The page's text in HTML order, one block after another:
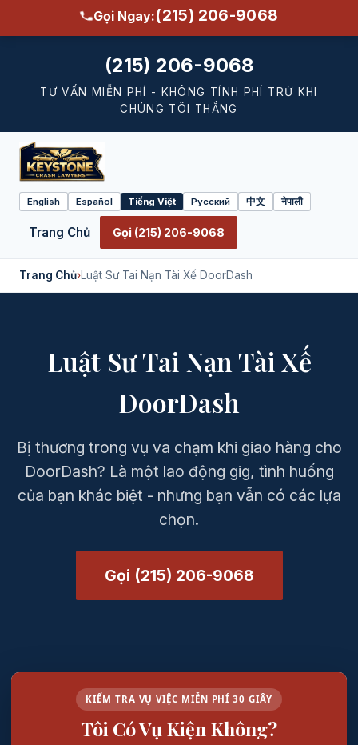
Gọi Ngay:(215) 206-9068
(215) 206-9068
TƯ VẤN MIỄN PHÍ - KHÔNG TÍNH PHÍ TRỪ KHI
CHÚNG TÔI THẮNG
Select
language
English Español Tiếng Việt Русский 中文 नेपाली
Trang Chủ Gọi (215) 206-9068
Trang Chủ›Luật Sư Tai Nạn Tài Xế DoorDash
Luật Sư Tai Nạn Tài Xế
DoorDash
Bị thương trong vụ va chạm khi giao hàng cho
DoorDash? Là một lao động gig, tình huống
của bạn khác biệt - nhưng bạn vẫn có các lựa
chọn.
Gọi (215) 206-9068
KIỂM TRA VỤ VIỆC MIỄN PHÍ 30 GIÂY
Tôi Có Vụ Kiện Không?